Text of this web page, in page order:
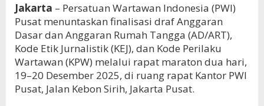
Jakarta – Persatuan Wartawan Indonesia (PWI)
Pusat menuntaskan finalisasi draf Anggaran
Dasar dan Anggaran Rumah Tangga (AD/ART),
Kode Etik Jurnalistik (KEJ), dan Kode Perilaku
Wartawan (KPW) melalui rapat maraton dua hari,
19–20 Desember 2025, di ruang rapat Kantor PWI
Pusat, Jalan Kebon Sirih, Jakarta Pusat.